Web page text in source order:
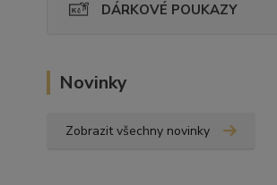
DÁRKOVÉ POUKAZY
Novinky
Zobrazit všechny novinky